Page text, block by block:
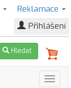
Reklamace
Přihlášení
Hledat